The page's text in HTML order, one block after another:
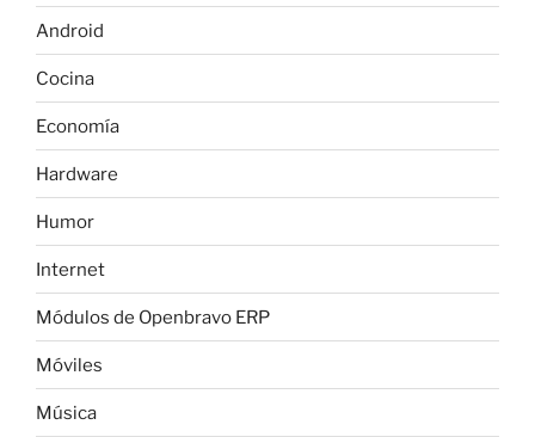
Android
Cocina
Economía
Hardware
Humor
Internet
Módulos de Openbravo ERP
Móviles
Música